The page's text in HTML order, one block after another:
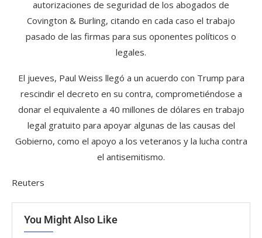
autorizaciones de seguridad de los abogados de
Covington & Burling, citando en cada caso el trabajo
pasado de las firmas para sus oponentes políticos o
legales.
El jueves, Paul Weiss llegó a un acuerdo con Trump para
rescindir el decreto en su contra, comprometiéndose a
donar el equivalente a 40 millones de dólares en trabajo
legal gratuito para apoyar algunas de las causas del
Gobierno, como el apoyo a los veteranos y la lucha contra
el antisemitismo.
Reuters
You Might Also Like